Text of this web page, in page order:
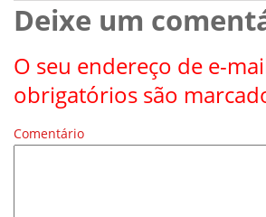
Deixe um
O seu endereço de e-
obrigatórios são
Comentário